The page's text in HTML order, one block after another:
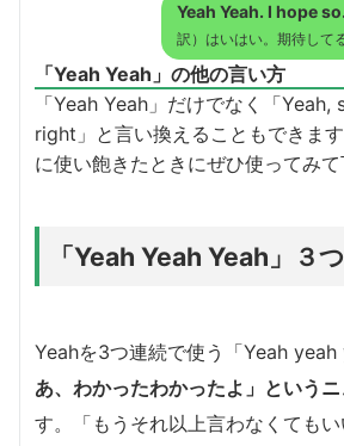
Yeah Yeah. I hope so.
訳）はいはい。期待して
「Yeah Yeah」の他の言い方
「Yeah Yeah」だけでなく「Yeah,
right」と言い換えることもできます
に使い飽きたときにぜひ使ってみて
「Yeah Yeah Yeah」３
Yeahを3つ連続で使う「Yeah yeah
あ、わかったわかったよ」という
す。「もうそれ以上言わなくても